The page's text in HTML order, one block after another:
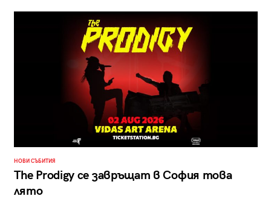
НОВИ СЪБИТИЯ
The Prodigy се завръщат в София това
лято